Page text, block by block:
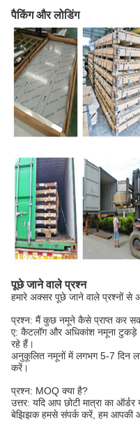
पैकिंग और लोडिंग
पूछे जाने वाले प्रश्न
हमारे अक्सर पूछे जाने वाले प्रश्नों से
प्रश्न: मैं कुछ नमूने कैसे प्राप्त कर
ए: कैटलॉग और अधिकांश नमूना टुकड़े
रहे हैं।
अनुकूलित नमूनों में लगभग 5-7 दिन
करें।
प्रश्न: MOQ क्या है?
उत्तर: यदि आप छोटी मात्रा का ऑर्डर
बेझिझक हमसे संपर्क करें, हम आपकी